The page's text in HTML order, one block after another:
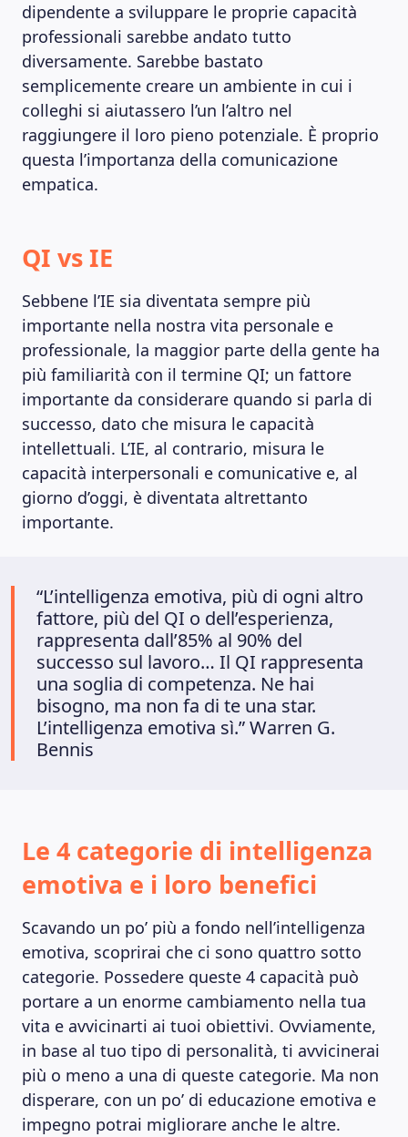
MAGAZINE
dipendente a sviluppare le proprie capacità
professionali sarebbe andato tutto
diversamente. Sarebbe bastato
semplicemente creare un ambiente in cui i
colleghi si aiutassero l’un l’altro nel
raggiungere il loro pieno potenziale. È proprio
questa l’importanza della comunicazione
empatica.
QI vs IE
Sebbene l’IE sia diventata sempre più
importante nella nostra vita personale e
professionale, la maggior parte della gente ha
più familiarità con il termine QI; un fattore
importante da considerare quando si parla di
successo, dato che misura le capacità
intellettuali. L’IE, al contrario, misura le
capacità interpersonali e comunicative e, al
giorno d’oggi, è diventata altrettanto
importante.
“L’intelligenza emotiva, più di ogni altro
fattore, più del QI o dell’esperienza,
rappresenta dall’85% al ​​90% del
successo sul lavoro… Il QI rappresenta
una soglia di competenza. Ne hai
bisogno, ma non fa di te una star.
L’intelligenza emotiva sì.” Warren G.
Bennis
Le 4 categorie di intelligenza
emotiva e i loro benefici
Scavando un po’ più a fondo nell’intelligenza
emotiva, scoprirai che ci sono quattro sotto
categorie. Possedere queste 4 capacità può
portare a un enorme cambiamento nella tua
vita e avvicinarti ai tuoi obiettivi. Ovviamente,
in base al tuo tipo di personalità, ti avvicinerai
più o meno a una di queste categorie. Ma non
disperare, con un po’ di educazione emotiva e
impegno potrai migliorare anche le altre.